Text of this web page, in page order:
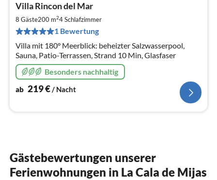
Villa Rincon del Mar
8 Gäste200 m24Schlafzimmer
1 Bewertung
Villa mit 180° Meerblick: beheizter Salzwasserpool,
Sauna, Patio-Terrassen, Strand 10 Min, Glasfaser
Besonders nachhaltig
ab 219€/ Nacht
Gästebewertungen unserer
Ferienwohnungen in La Cala de Mijas